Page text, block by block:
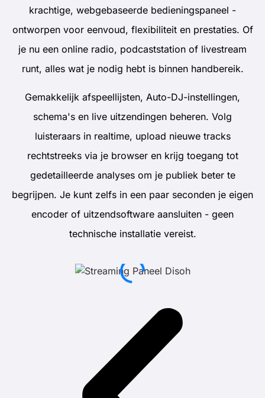
krachtige, webgebaseerde bedieningspaneel -
ontworpen voor eenvoud, flexibiliteit en prestaties. Of
je nu een online radio, podcaststation of livestream
runt, alles wat je nodig hebt is binnen handbereik.
Gemakkelijk afspeellijsten, Auto-DJ-instellingen,
schema's en live uitzendingen beheren. Volg
luisteraars in realtime, upload nieuwe tracks
rechtstreeks via je browser en krijg toegang tot
gedetailleerde analyses om je publiek beter te
begrijpen. Je kunt zelfs in een paar seconden je eigen
encoder of uitzendsoftware aansluiten - geen
technische installatie vereist.